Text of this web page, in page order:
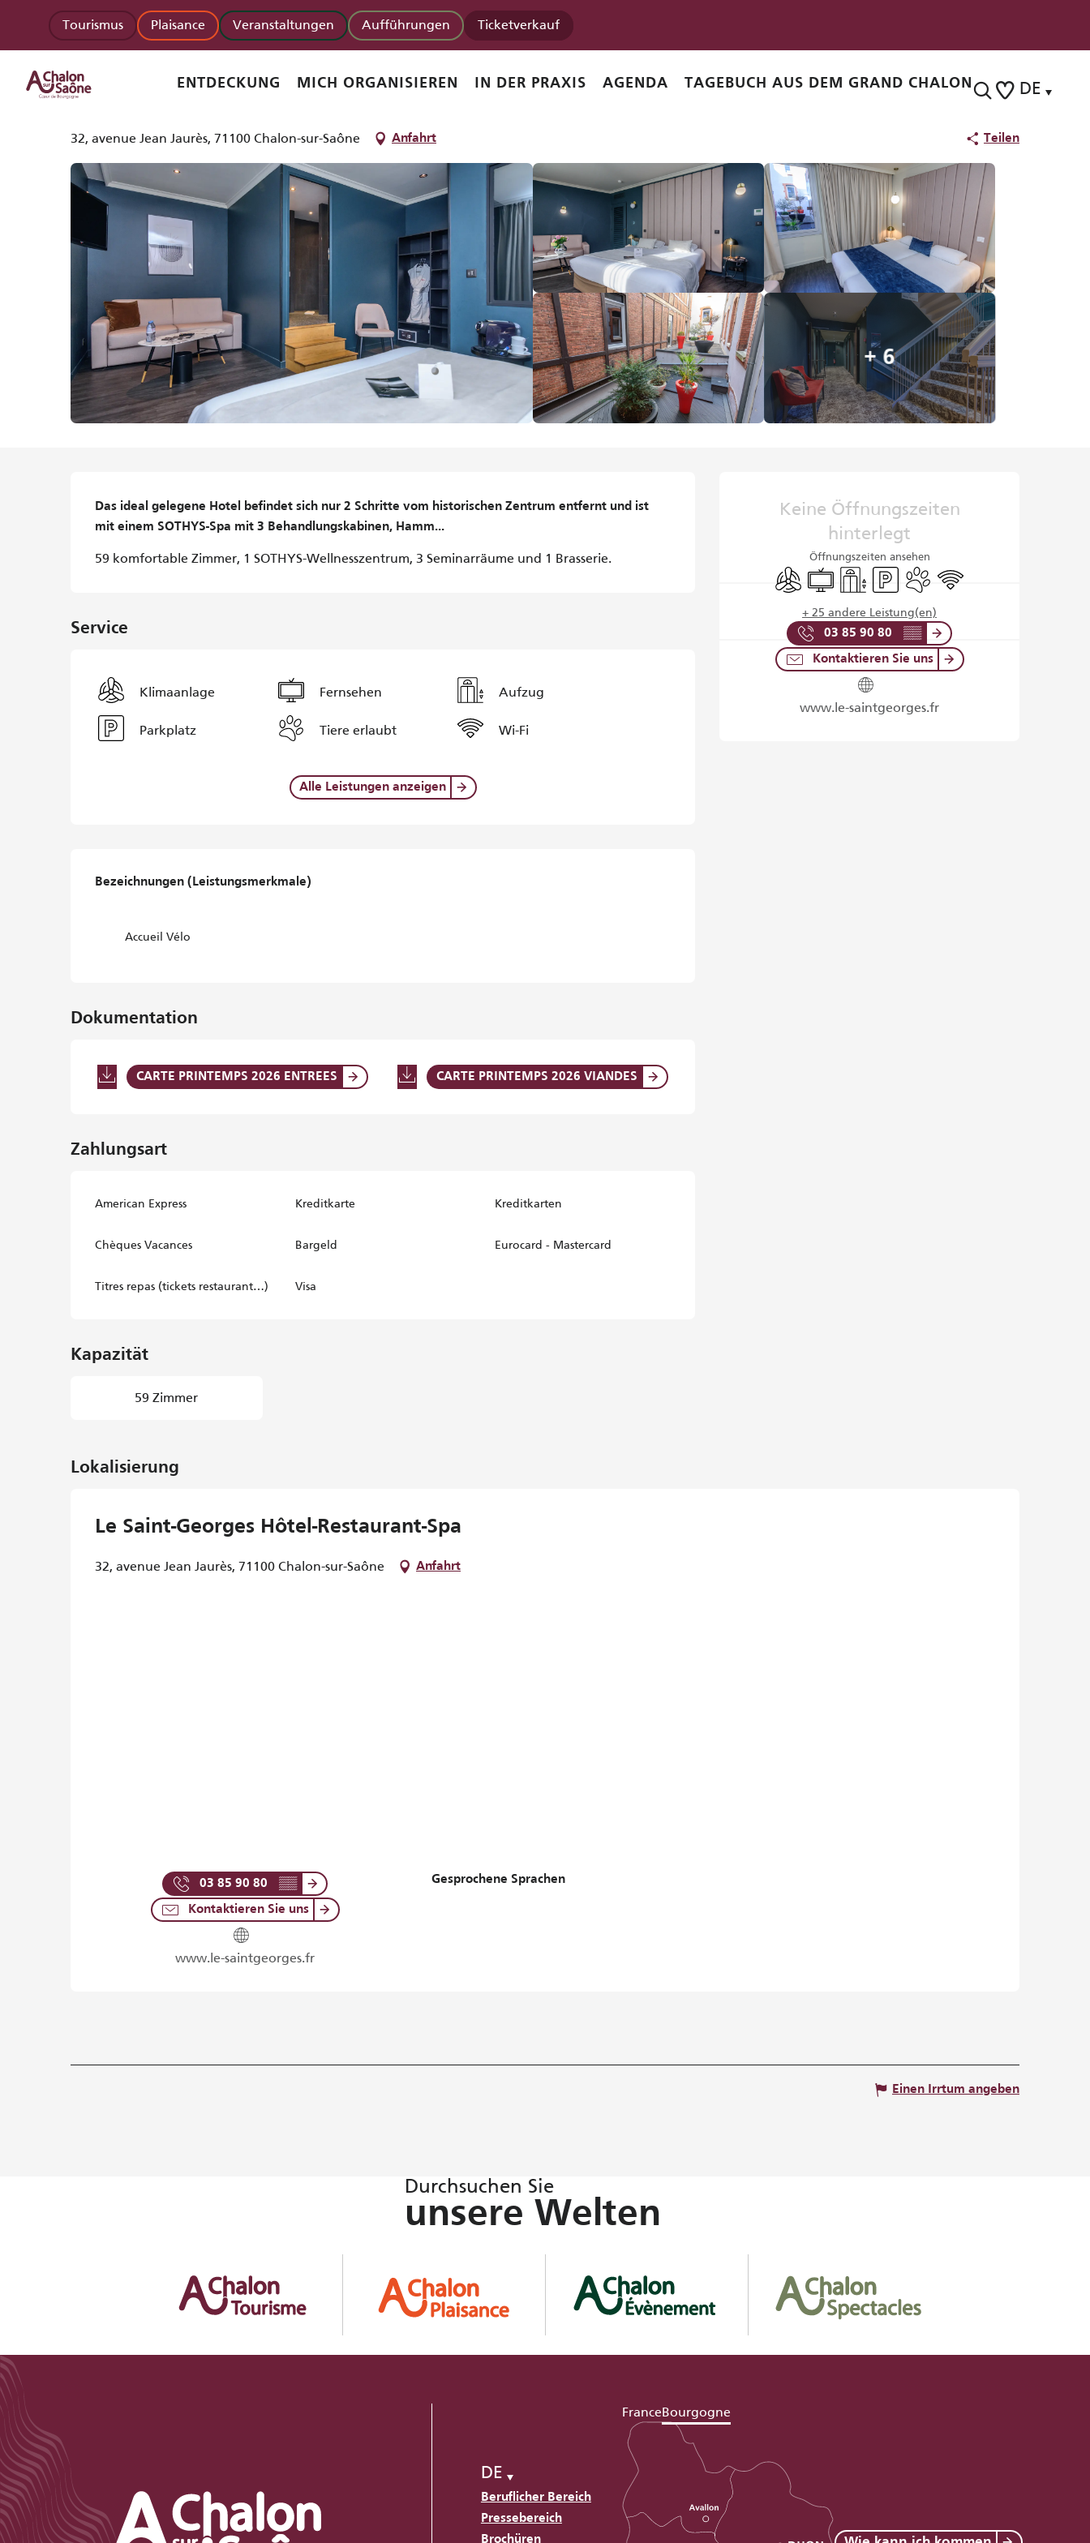
contenu
principal
DE
Tourismus Plaisance Veranstaltungen Aufführungen Ticketverkauf
ENTDECKUNG MICH ORGANISIEREN IN DER PRAXIS AGENDA TAGEBUCH AUS DEM GRAND CHALON
Startseite Le Saint-Georges Hôtel-Restaurant-Spa
Le Saint-Georges Hôtel-Restaurant-Spa
32, avenue Jean Jaurès, 71100 Chalon-sur-Saône Anfahrt Teilen
+ 6
Keine Öffnungszeiten
hinterlegt
Öffnungszeiten ansehen
Klimaanlage
FernsehenAufzugParkplatzTiere erlaubt
Wi-Fi
+ 25 andere Leistung(en)
03 85 90 80 ▒▒
Kontaktieren Sie uns
www.le-saintgeorges.fr
Das ideal gelegene Hotel befindet sich nur 2 Schritte vom historischen Zentrum entfernt und ist
mit einem SOTHYS-Spa mit 3 Behandlungskabinen, Hamm...
59 komfortable Zimmer, 1 SOTHYS-Wellnesszentrum, 3 Seminarräume und 1 Brasserie.
Service
Klimaanlage Fernsehen Aufzug
Parkplatz Tiere erlaubt Wi-Fi
Alle Leistungen anzeigen
Leistungensmöglichkeiten
Bezeichnungen (Leistungsmerkmale)
Bezeichnungen (Leistungsmerkmale)
Accueil Vélo
Dokumentation
CARTE PRINTEMPS 2026 ENTREES CARTE PRINTEMPS 2026 VIANDES
Zahlungsart
American Express Kreditkarte Kreditkarten
Chèques Vacances Bargeld Eurocard - Mastercard
Titres repas (tickets restaurant…) Visa
Kapazität
59 Zimmer
Lokalisierung
Le Saint-Georges Hôtel-Restaurant-Spa
32, avenue Jean Jaurès, 71100 Chalon-sur-Saône Anfahrt
03 85 90 80 ▒▒
Kontaktieren Sie uns
www.le-saintgeorges.fr
Gesprochene Sprachen
Gesprochene Sprachen
Einen Irrtum angeben
Durchsuchen Sie
unsere Welten
DE
Beruflicher Bereich
Pressebereich
Brochüren
FranceBourgogne